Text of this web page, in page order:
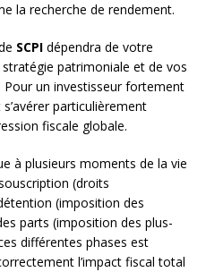
la recherche de rendement.
SCPI dépendra de votre
patrimoniale et de vos
un investisseur fortement
s’avérer particulièrement
fiscale globale.
à plusieurs moments de la vie
(droits
(imposition des
parts (imposition des plus-
différentes phases est
l’impact fiscal total